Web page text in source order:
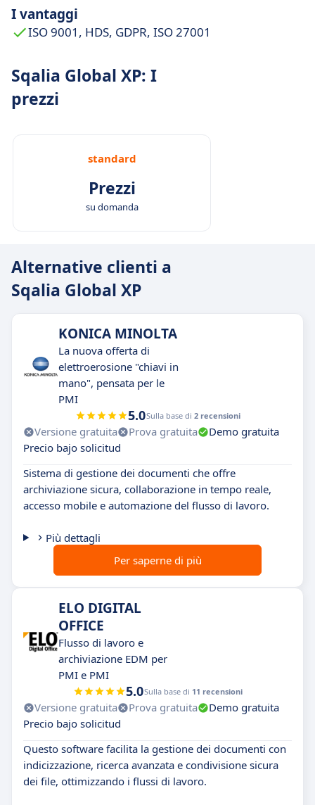
I vantaggi
ISO 9001, HDS, GDPR, ISO 27001
Sqalia Global XP: I
prezzi
standard
Prezzi
su domanda
Alternative clienti a
Sqalia Global XP
KONICA MINOLTA
La nuova offerta di
elettroerosione "chiavi in
mano", pensata per le
PMI
5.0Sulla base di 2 recensioni
Versione gratuita Prova gratuita
Demo gratuita
Precio bajo solicitud
Sistema di gestione dei documenti che offre
archiviazione sicura, collaborazione in tempo reale,
accesso mobile e automazione del flusso di lavoro.
Più dettagli
Per saperne di più
ELO DIGITAL
OFFICE
Flusso di lavoro e
archiviazione EDM per
PMI e PMI
5.0Sulla base di 11 recensioni
Versione gratuita Prova gratuita
Demo gratuita
Precio bajo solicitud
Questo software facilita la gestione dei documenti con
indicizzazione, ricerca avanzata e condivisione sicura
dei file, ottimizzando i flussi di lavoro.